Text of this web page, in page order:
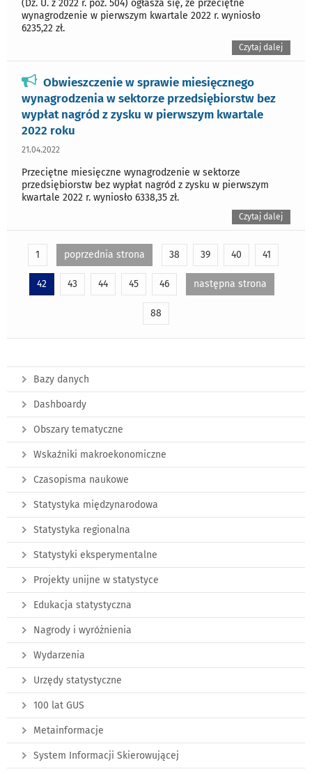
(Dz. U. z 2022 r. poz. 504) ogłasza się, że przeciętne
wynagrodzenie w pierwszym kwartale 2022 r. wyniosło
6235,22 zł.
Czytaj dalej
Obwieszczenie w sprawie miesięcznego
wynagrodzenia w sektorze przedsiębiorstw bez
wypłat nagród z zysku w pierwszym kwartale
2022 roku
21.04.2022
Przeciętne miesięczne wynagrodzenie w sektorze
przedsiębiorstw bez wypłat nagród z zysku w pierwszym
kwartale 2022 r. wyniosło 6338,35 zł.
Czytaj dalej
1 poprzednia strona 38 39 40 41
42 43 44 45 46 następna strona
88
Bazy danych
Dashboardy
Obszary tematyczne
Wskaźniki makroekonomiczne
Czasopisma naukowe
Statystyka międzynarodowa
Statystyka regionalna
Statystyki eksperymentalne
Projekty unijne w statystyce
Edukacja statystyczna
Nagrody i wyróżnienia
Wydarzenia
Urzędy statystyczne
100 lat GUS
Metainformacje
System Informacji Skierowującej